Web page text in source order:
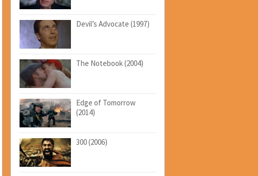
Devil’s Advocate (1997)
The Notebook (2004)
Edge of Tomorrow
(2014)
300 (2006)